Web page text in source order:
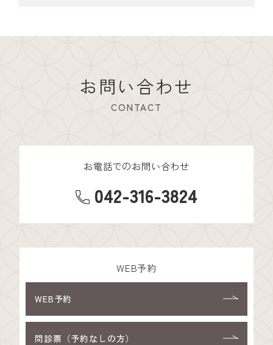
お問い合わせ
CONTACT
お電話でのお問い合わせ
042-316-3824
WEB予約
WEB予約
問診票（予約なしの方）